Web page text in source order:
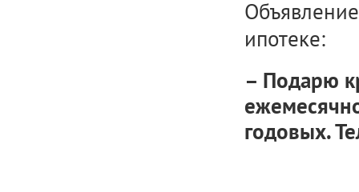
ипотеке:
– Подарю
годовых.